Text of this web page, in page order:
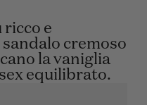
ricco e
cremoso
la vaniglia
equilibrato.